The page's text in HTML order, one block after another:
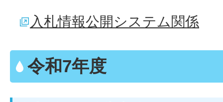
入札情報公開システム関係
令和7年度